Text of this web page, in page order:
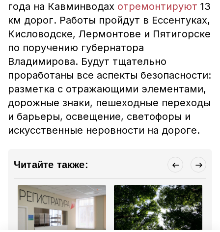
года на Кавминводах отремонтируют 13
км дорог. Работы пройдут в Ессентуках,
Кисловодске, Лермонтове и Пятигорске
по поручению губернатора
Владимирова. Будут тщательно
проработаны все аспекты безопасности:
разметка с отражающими элементами,
дорожные знаки, пешеходные переходы
и барьеры, освещение, светофоры и
искусственные неровности на дороге.
Читайте также: